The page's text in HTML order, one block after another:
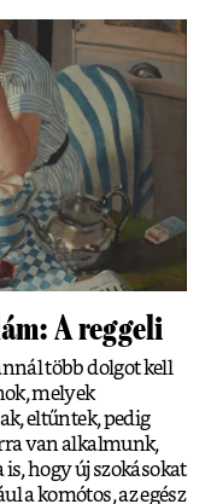
A reggeli
több dolgot kell
melyek
eltűntek, pedig
van alkalmunk,
hogy új szokásokat
a komótos, az egész